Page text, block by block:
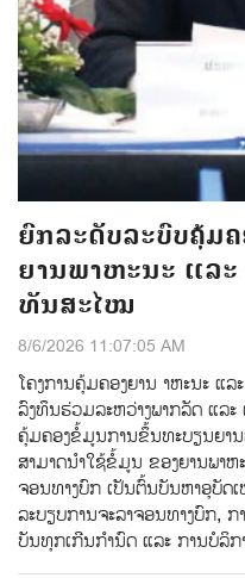
ຍົກລະດັບລະບົບຄຸ້ມ
ຍານພາຫະນະ ແລ
ທັນສະໄໝ
8/6/2026 11:07:05 AM
ໂຄງການຄຸ້ມຄອງຍານ າຫະນະ ແ
ລົງທຶນຮ່ວມລະຫວ່າງພາກລັດ ແລະ
ຄຸ້ມຄອງຂ້ໍມູນການຂ້ຶນທະບຽນຍາ
ສາມາດນຳໃຊ້ຂໍ້ມູນ ຂອງຍານພາຫ
ຈອນທາງບົກ ເປັນຕົ້ນບັນຫາອຸບັດ
ລະບຽບການຈະລາຈອນທາງບົກ, ກ
ບັນທຸກເກີນກຳນົດ ແລະ ການບໍລິກ